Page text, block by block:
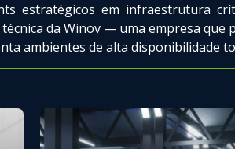
estratégicos em infraestrutura
da Winov — uma empresa que
ambientes de alta disponibilidade